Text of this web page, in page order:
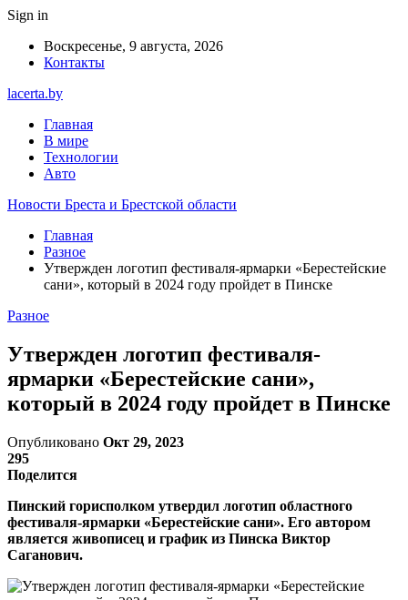
Sign in
Воскресенье, 9 августа, 2026
Контакты
lacerta.by
Главная
В мире
Технологии
Авто
Новости Бреста и Брестской области
Главная
Разное
Утвержден логотип фестиваля-ярмарки «Берестейские
сани», который в 2024 году пройдет в Пинске
Разное
Утвержден логотип фестиваля-
ярмарки «Берестейские сани»,
который в 2024 году пройдет в Пинске
Опубликовано Окт 29, 2023
295
Поделится
Пинский горисполком утвердил логотип областного
фестиваля-ярмарки «Берестейские сани». Его автором
является живописец и график из Пинска Виктор
Саганович.